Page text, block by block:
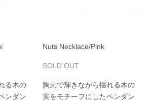
る木の
ンダン
Nuts Necklace/Pink
SOLD OUT
胸元で輝きながら揺れる木の
実をモチーフにしたペンダン